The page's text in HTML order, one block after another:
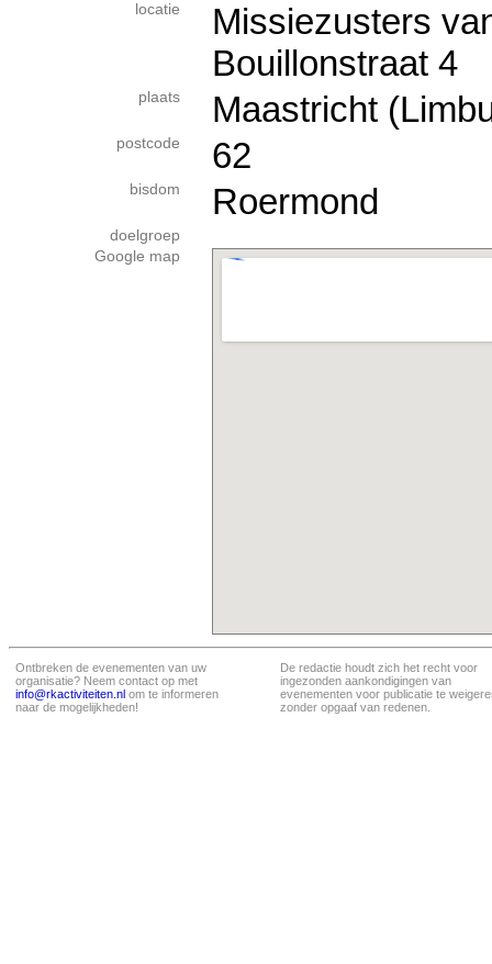
locatie
Missiezusters
Bouillonstraat 4
plaats Maastricht
postcode 62
bisdom Roermond
doelgroep
Google map
Ontbreken de evenementen van uw
organisatie? Neem contact op met
info@rkactiviteiten.nl om te informeren
naar de mogelijkheden!
De redactie houdt zich het recht voor
ingezonden aankondigingen van
evenementen voor publicatie te
zonder opgaaf van redenen.